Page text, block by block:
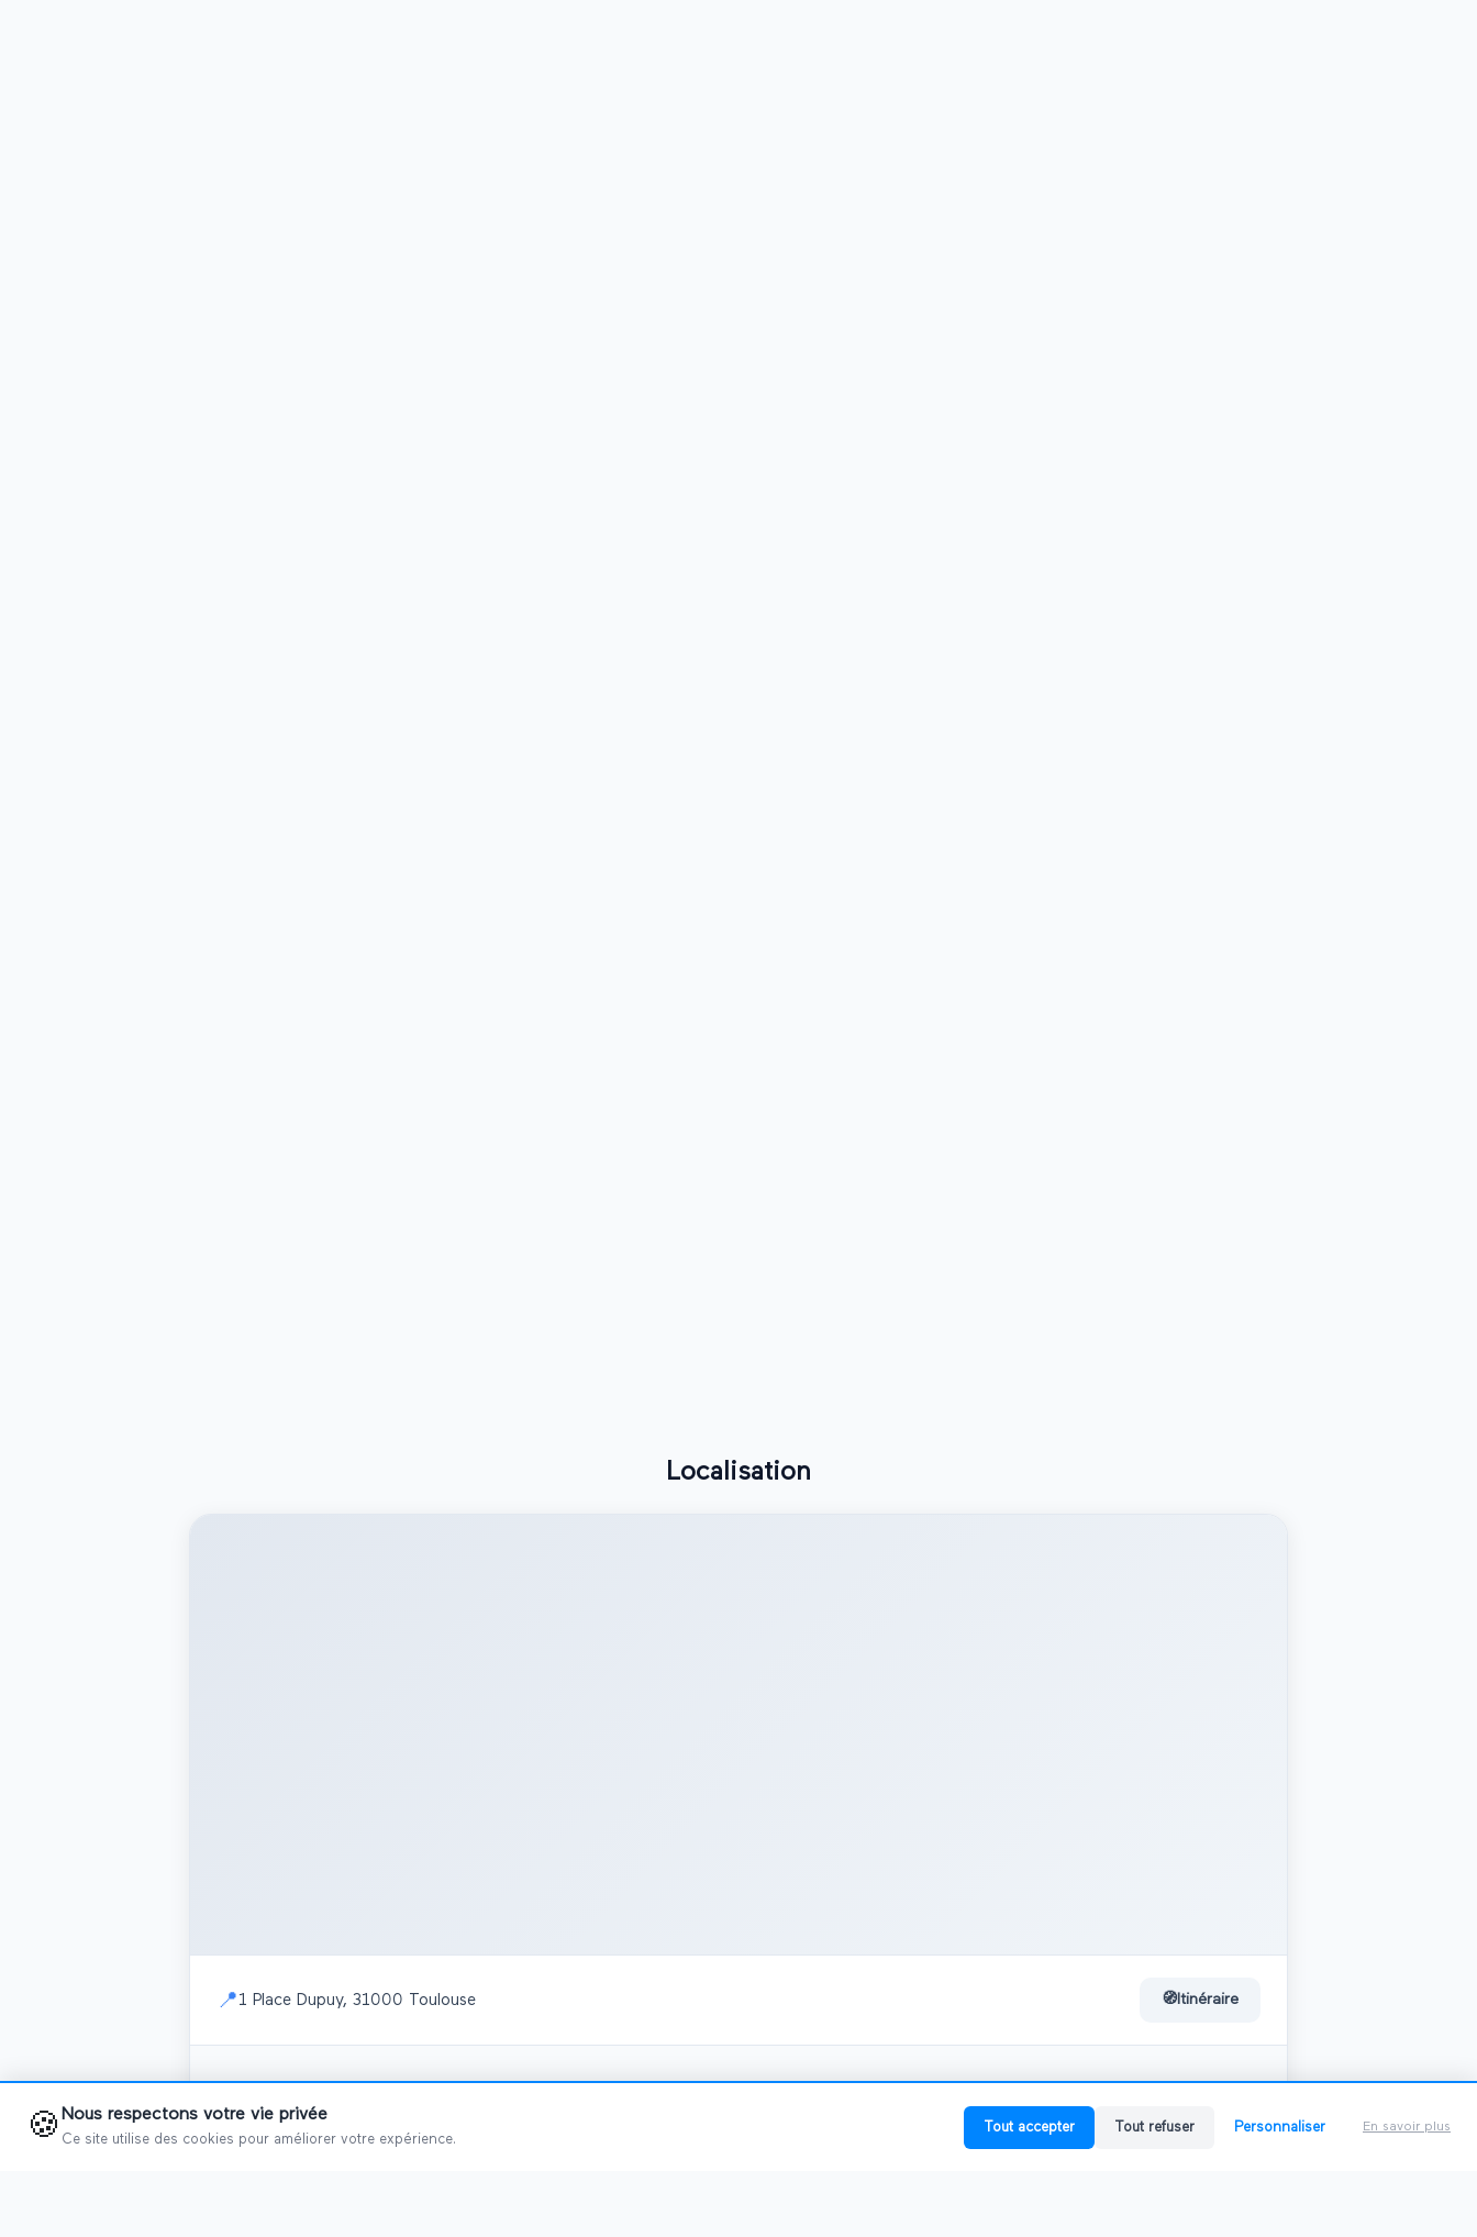
Localisation
📍 1 Place Dupuy, 31000 Toulouse 🧭 Itinéraire
Salons programmés
🍪 Nous respectons votre vie privée
Ce site utilise des cookies pour améliorer votre expérience.
Tout accepter Tout refuser Personnaliser En savoir plus